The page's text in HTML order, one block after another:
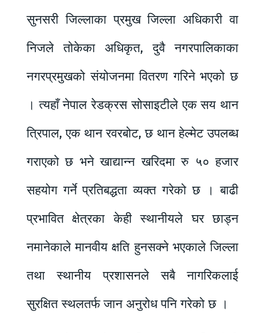
सुनसरी जिल्लाका प्रमुख जिल्ला अधिकारी वा
निजले तोकेका अधिकृत, दुवै नगरपालिकाका
नगरप्रमुखको संयोजनमा वितरण गरिने भएको छ
। त्यहाँ नेपाल रेडक्रस सोसाइटीले एक सय थान
त्रिपाल, एक थान रवरबोट, छ थान हेल्मेट उपलब्ध
गराएको छ भने खाद्यान्न खरिदमा रु ५० हजार
सहयोग गर्ने प्रतिबद्धता व्यक्त गरेको छ । बाढी
प्रभावित क्षेत्रका केही स्थानीयले घर छाड्न
नमानेकाले मानवीय क्षति हुनसक्ने भएकाले जिल्ला
तथा स्थानीय प्रशासनले सबै नागरिकलाई
सुरक्षित स्थलतर्फ जान अनुरोध पनि गरेको छ ।